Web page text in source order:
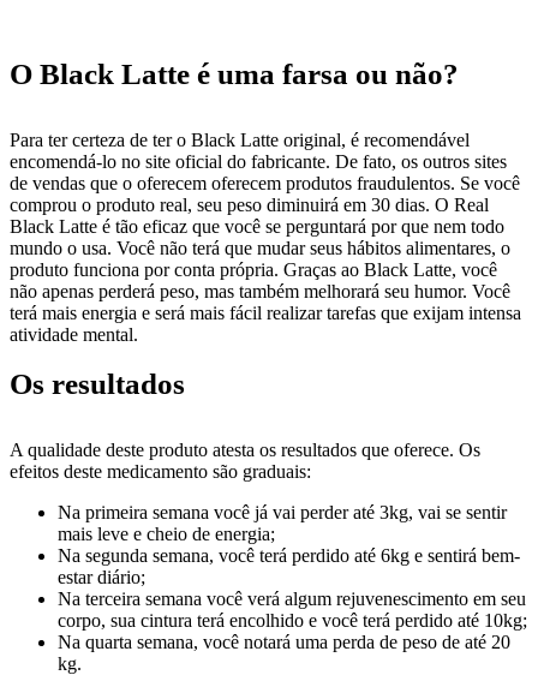
O Black Latte é uma farsa ou não?
Para ter certeza de ter o Black Latte original, é recomendável
encomendá-lo no site oficial do fabricante. De fato, os outros sites
de vendas que o oferecem oferecem produtos fraudulentos. Se você
comprou o produto real, seu peso diminuirá em 30 dias. O Real
Black Latte é tão eficaz que você se perguntará por que nem todo
mundo o usa. Você não terá que mudar seus hábitos alimentares, o
produto funciona por conta própria. Graças ao Black Latte, você
não apenas perderá peso, mas também melhorará seu humor. Você
terá mais energia e será mais fácil realizar tarefas que exijam intensa
atividade mental.
Os resultados
A qualidade deste produto atesta os resultados que oferece. Os
efeitos deste medicamento são graduais:
Na primeira semana você já vai perder até 3kg, vai se sentir
mais leve e cheio de energia;
Na segunda semana, você terá perdido até 6kg e sentirá bem-
estar diário;
Na terceira semana você verá algum rejuvenescimento em seu
corpo, sua cintura terá encolhido e você terá perdido até 10kg;
Na quarta semana, você notará uma perda de peso de até 20
kg.